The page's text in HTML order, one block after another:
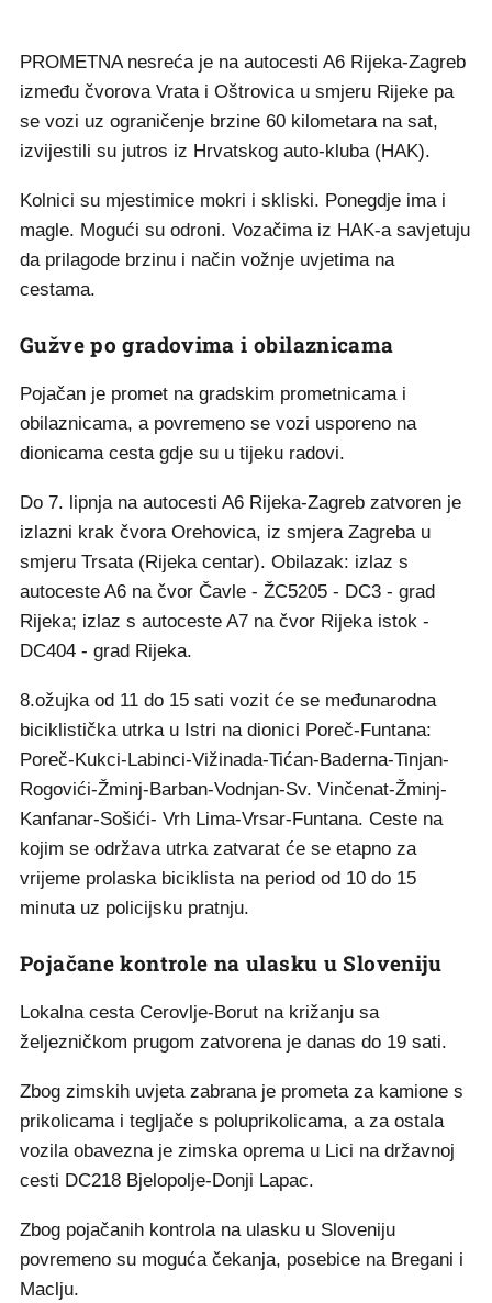
PROMETNA nesreća je na autocesti A6 Rijeka-Zagreb
između čvorova Vrata i Oštrovica u smjeru Rijeke pa
se vozi uz ograničenje brzine 60 kilometara na sat,
izvijestili su jutros iz Hrvatskog auto-kluba (HAK).
Kolnici su mjestimice mokri i skliski. Ponegdje ima i
magle. Mogući su odroni. Vozačima iz HAK-a savjetuju
da prilagode brzinu i način vožnje uvjetima na
cestama.
Gužve po gradovima i obilaznicama
Pojačan je promet na gradskim prometnicama i
obilaznicama, a povremeno se vozi usporeno na
dionicama cesta gdje su u tijeku radovi.
Do 7. lipnja na autocesti A6 Rijeka-Zagreb zatvoren je
izlazni krak čvora Orehovica, iz smjera Zagreba u
smjeru Trsata (Rijeka centar). Obilazak: izlaz s
autoceste A6 na čvor Čavle - ŽC5205 - DC3 - grad
Rijeka; izlaz s autoceste A7 na čvor Rijeka istok -
DC404 - grad Rijeka.
8.ožujka od 11 do 15 sati vozit će se međunarodna
biciklistička utrka u Istri na dionici Poreč-Funtana:
Poreč-Kukci-Labinci-Vižinada-Tićan-Baderna-Tinjan-
Rogovići-Žminj-Barban-Vodnjan-Sv. Vinčenat-Žminj-
Kanfanar-Sošići- Vrh Lima-Vrsar-Funtana. Ceste na
kojim se održava utrka zatvarat će se etapno za
vrijeme prolaska biciklista na period od 10 do 15
minuta uz policijsku pratnju.
Pojačane kontrole na ulasku u Sloveniju
Lokalna cesta Cerovlje-Borut na križanju sa
željezničkom prugom zatvorena je danas do 19 sati.
Zbog zimskih uvjeta zabrana je prometa za kamione s
prikolicama i tegljače s poluprikolicama, a za ostala
vozila obavezna je zimska oprema u Lici na državnoj
cesti DC218 Bjelopolje-Donji Lapac.
Zbog pojačanih kontrola na ulasku u Sloveniju
povremeno su moguća čekanja, posebice na Bregani i
Maclju.